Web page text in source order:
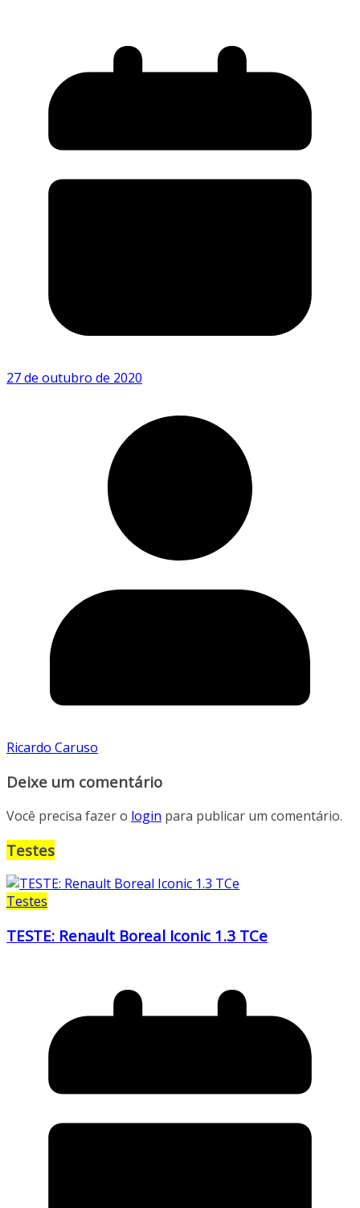
27 de outubro de 2020
Ricardo Caruso
Deixe um comentário
Você precisa fazer o login para publicar um comentário.
Testes
Testes
TESTE: Renault Boreal Iconic 1.3 TCe